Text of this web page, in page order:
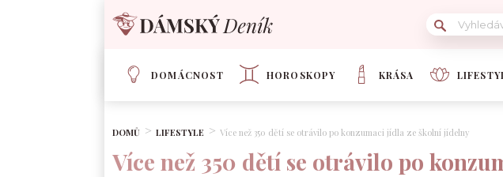
DOMÁCNOST HOROSKOPY KRÁSA
DOMŮ LIFESTYLE Více než 350 dětí se otrávilo po konzumaci jídla ze školní jídelny
Více než 350 dětí se otrávilo po